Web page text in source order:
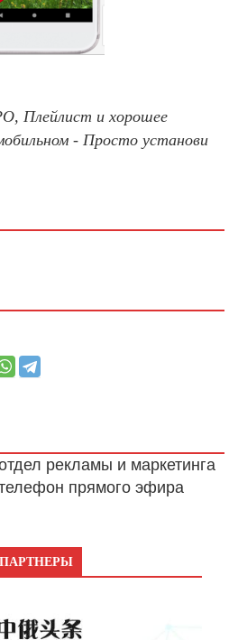
Плейлист и хорошее
- Просто установи
рекламы и маркетинга
прямого эфира
ПАРТНЕРЫ